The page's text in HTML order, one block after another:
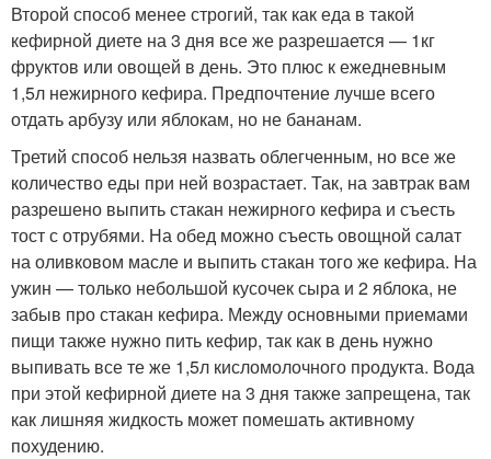
Второй способ менее строгий, так как еда в такой
кефирной диете на 3 дня все же разрешается — 1кг
фруктов или овощей в день. Это плюс к ежедневным
1,5л нежирного кефира. Предпочтение лучше всего
отдать арбузу или яблокам, но не бананам.
Третий способ нельзя назвать облегченным, но все же
количество еды при ней возрастает. Так, на завтрак вам
разрешено выпить стакан нежирного кефира и съесть
тост с отрубями. На обед можно съесть овощной салат
на оливковом масле и выпить стакан того же кефира. На
ужин — только небольшой кусочек сыра и 2 яблока, не
забыв про стакан кефира. Между основными приемами
пищи также нужно пить кефир, так как в день нужно
выпивать все те же 1,5л кисломолочного продукта. Вода
при этой кефирной диете на 3 дня также запрещена, так
как лишняя жидкость может помешать активному
похудению.